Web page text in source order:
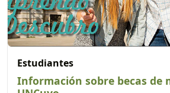
Estudiantes
Información sobre becas de